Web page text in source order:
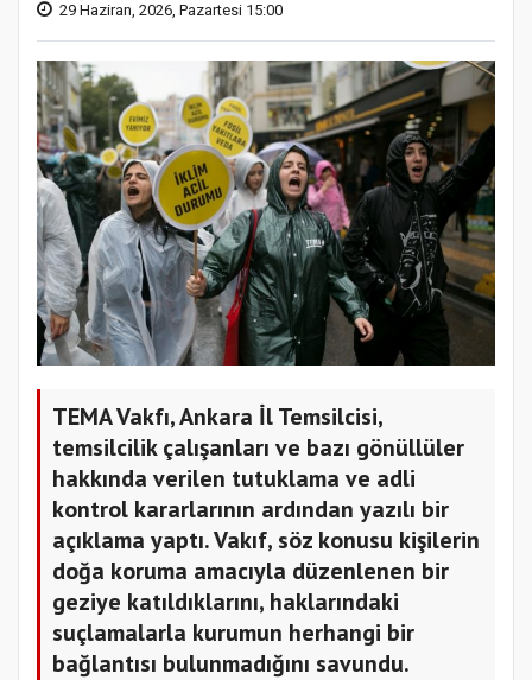
29 Haziran, 2026, Pazartesi 15:00
TEMA Vakfı, Ankara İl Temsilcisi,
temsilcilik çalışanları ve bazı gönüllüler
hakkında verilen tutuklama ve adli
kontrol kararlarının ardından yazılı bir
açıklama yaptı. Vakıf, söz konusu kişilerin
doğa koruma amacıyla düzenlenen bir
geziye katıldıklarını, haklarındaki
suçlamalarla kurumun herhangi bir
bağlantısı bulunmadığını savundu.